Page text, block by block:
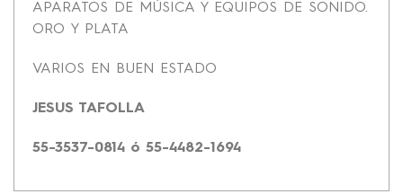
APARATOS DE MÚSICA Y EQUIPOS DE SONIDO.
ORO Y PLATA
VARIOS EN BUEN ESTADO
JESUS TAFOLLA
55-3537-0814 ó 55-4482-1694